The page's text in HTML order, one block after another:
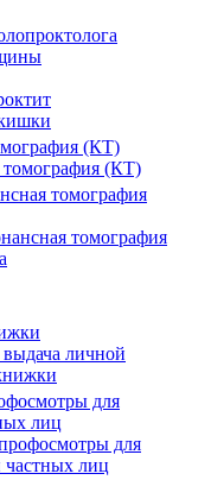
(КТ)
(КТ)
томография
томография
личной
для
лиц
для
частных лиц